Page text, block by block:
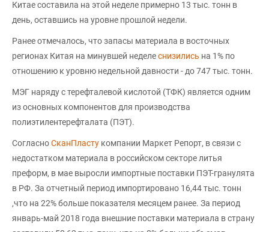
Китае составила на этой неделе примерно 13 тыс. тонн в
день, оставшись на уровне прошлой недели.
Ранее отмечалось, что запасы материала в восточных
регионах Китая на минувшей неделеснизились на 1% по
отношению к уровню недельной давности - до 747 тыс. тонн.
МЭГ наряду с терефталевой кислотой (ТФК) является одним
из основных компонентов для производства
полиэтилентерефталата (ПЭТ).
СогласноСканПласту компании Маркет Репорт, в связи с
недостатком материала в российском секторе литья
преформ, в мае выросли импортные поставки ПЭТ-гранулята
в РФ. За отчетный период импортировано 16,44 тыс. тонн
,что на 22% больше показателя месяцем ранее. За период
январь-май 2018 года внешние поставки материала в страну